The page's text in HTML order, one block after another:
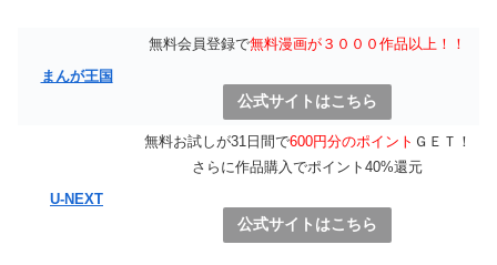
まんが王国
無料会員登録で無料漫画が３０００作品以上！！
公式サイトはこちら
U-NEXT
無料お試しが31日間で600円分のポイント ＧＥＴ！
さらに作品購入でポイント40%還元
公式サイトはこちら